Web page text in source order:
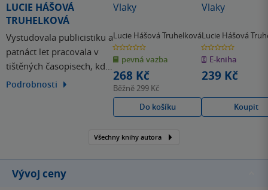
LUCIE HÁŠOVÁ
TRUHELKOVÁ
Vystudovala publicistiku a
patnáct let pracovala v
tištěných časopisech, kde
se věnovala především
redaktorka dětských knih
Podrobnosti
Vlaky
Lucie Hášová Truhelková
0.0
z
5
hvězdiček
pevná vazba
268 Kč
Běžně299 Kč
Do košíku
Vlaky
Lucie Hášová
0.0
z
5
hvězdiček
E-kniha
239 Kč
Koupit
Všechny knihy autora
Vývoj ceny